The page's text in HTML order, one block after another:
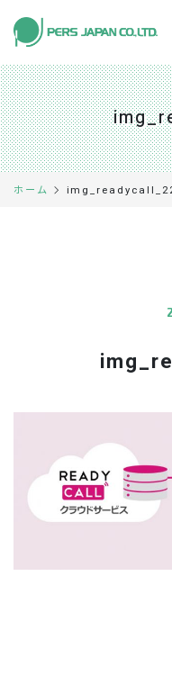
私たちの特長 About Us
事業内容 Business
0120-
ホーム